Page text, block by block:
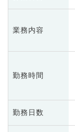
業務内容
勤務時間
勤務日数